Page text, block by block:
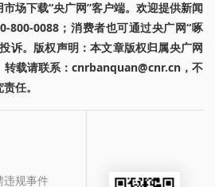
场下载“央广网”客户端。欢迎提供新闻
800-0088；消费者也可通过央广网“啄
诉。版权声明：本文章版权归属央广网
转载请联系：cnrbanquan@cnr.cn，不
任。
违规事件